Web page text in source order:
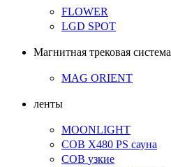
FLOWER
LGD SPOT
Магнитная трековая система
MAG ORIENT
ленты
MOONLIGHT
COB X480 PS сауна
COB узкие